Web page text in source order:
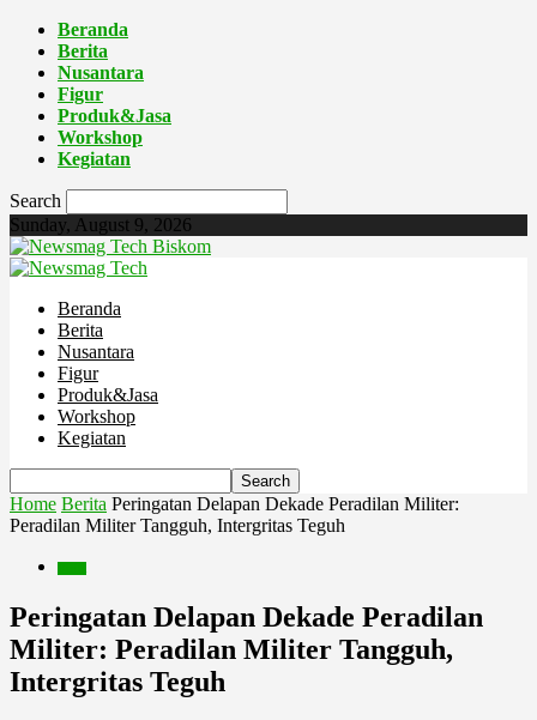
Beranda
Berita
Nusantara
Figur
Produk&Jasa
Workshop
Kegiatan
Search
Sunday, August 9, 2026
Biskom
Beranda
Berita
Nusantara
Figur
Produk&Jasa
Workshop
Kegiatan
Home Berita Peringatan Delapan Dekade Peradilan Militer:
Peradilan Militer Tangguh, Intergritas Teguh
Peringatan Delapan Dekade Peradilan
Militer: Peradilan Militer Tangguh,
Intergritas Teguh